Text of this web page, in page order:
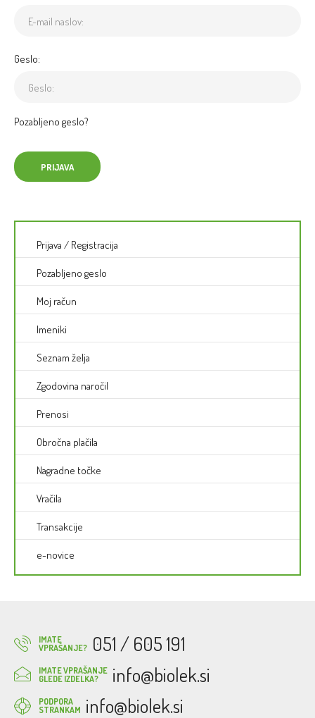
Geslo:
Pozabljeno geslo?
Prijava / Registracija
Pozabljeno geslo
Moj račun
Imeniki
Seznam želja
Zgodovina naročil
Prenosi
Obročna plačila
Nagradne točke
Vračila
Transakcije
e-novice
IMATE
VPRAŠANJE? 051 / 605 191
IMATE VPRAŠANJE
GLEDE IZDELKA?
info@biolek.si
PODPORA
STRANKAM info@biolek.si